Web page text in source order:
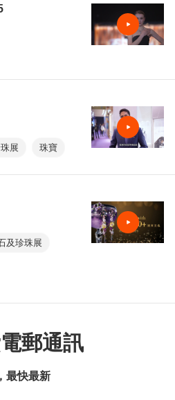
展 珠寶
及珍珠展
郵通訊
最快最新